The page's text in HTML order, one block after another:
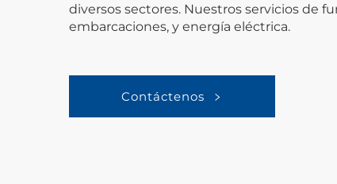
diversos sectores. Nuestros servicios de
embarcaciones, y energía eléctrica.
Contáctenos